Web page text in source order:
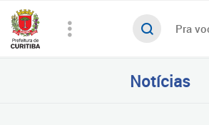
Pra
Notícias